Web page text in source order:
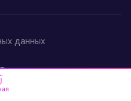
данных
права защищены